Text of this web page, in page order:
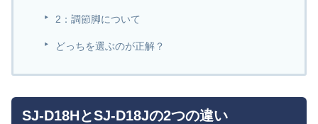
2：調節脚について
どっちを選ぶのが正解？
SJ-D18HとSJ-D18Jの2つの違い